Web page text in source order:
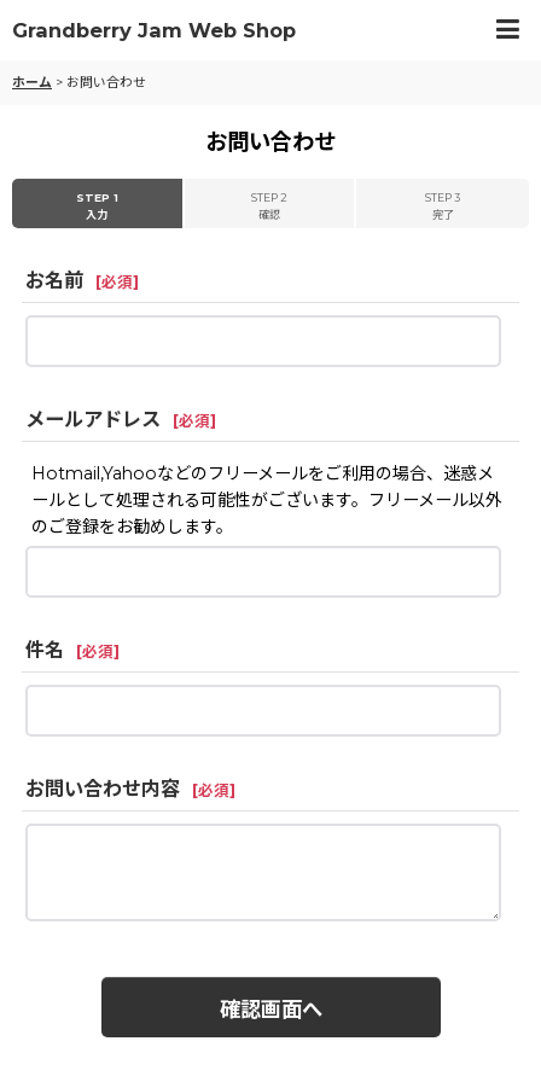
Grandberry Jam Web Shop
ホーム > お問い合わせ
お問い合わせ
STEP 1
入力
STEP 2
確認
STEP 3
完了
お名前 [必須]
メールアドレス [必須]
Hotmail,Yahooなどのフリーメールをご利用の場合、迷惑メ
ールとして処理される可能性がございます。フリーメール以外
のご登録をお勧めします。
件名 [必須]
お問い合わせ内容 [必須]
確認画面へ